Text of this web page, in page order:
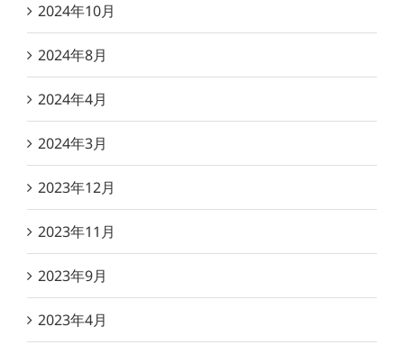
2024年10月
2024年8月
2024年4月
2024年3月
2023年12月
2023年11月
2023年9月
2023年4月